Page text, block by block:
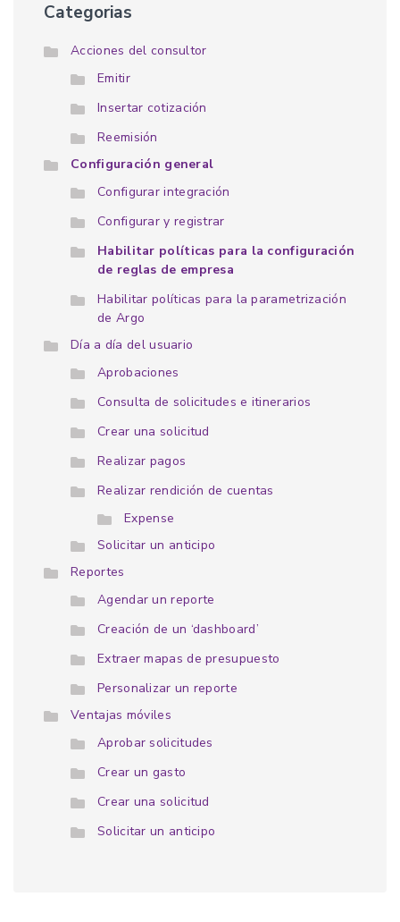
Categorias
Acciones del consultor
Emitir
Insertar cotización
Reemisión
Configuración general
Configurar integración
Configurar y registrar
Habilitar políticas para la configuración
de reglas de empresa
Habilitar políticas para la parametrización
de Argo
Día a día del usuario
Aprobaciones
Consulta de solicitudes e itinerarios
Crear una solicitud
Realizar pagos
Realizar rendición de cuentas
Expense
Solicitar un anticipo
Reportes
Agendar un reporte
Creación de un ‘dashboard’
Extraer mapas de presupuesto
Personalizar un reporte
Ventajas móviles
Aprobar solicitudes
Crear un gasto
Crear una solicitud
Solicitar un anticipo